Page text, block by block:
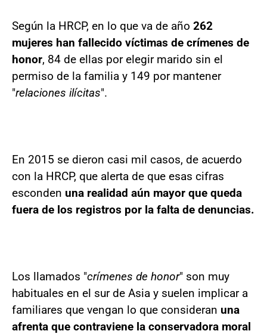
Según la HRCP, en lo que va de año 262
mujeres han fallecido víctimas de crímenes de
honor, 84 de ellas por elegir marido sin el
permiso de la familia y 149 por mantener
"relaciones ilícitas".
En 2015 se dieron casi mil casos, de acuerdo
con la HRCP, que alerta de que esas cifras
esconden una realidad aún mayor que queda
fuera de los registros por la falta de denuncias.
Los llamados "crímenes de honor" son muy
habituales en el sur de Asia y suelen implicar a
familiares que vengan lo que consideran una
afrenta que contraviene la conservadora moral